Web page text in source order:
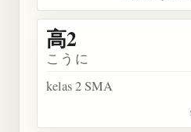
高2
こうに
kelas 2 SMA